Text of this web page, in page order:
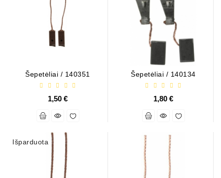
Šepetėliai / 140351
1,50 €
Šepetėliai / 140134
1,80 €
Išparduota